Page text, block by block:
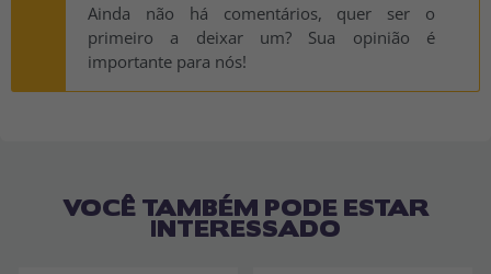
Ainda não há comentários, quer ser o
primeiro a deixar um? Sua opinião é
importante para nós!
VOCÊ TAMBÉM PODE ESTAR
INTERESSADO